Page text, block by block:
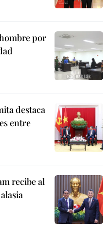
por
destaca
entre
recibe al